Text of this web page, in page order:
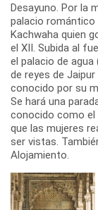
Desayuno. Por la
palacio romántico
Kachwaha quien
el XII. Subida al
el palacio de
de reyes de
conocido por su
Se hará una
conocido como el
que las mujeres
ser vistas.
Alojamiento.